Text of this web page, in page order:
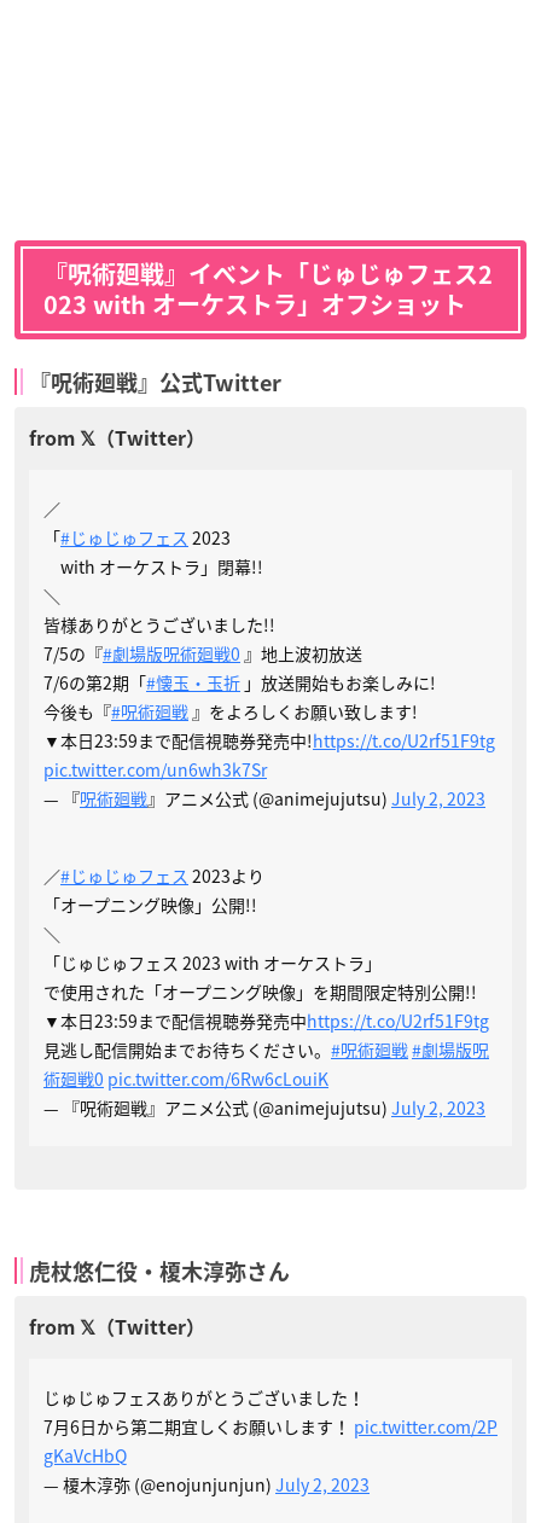
『呪術廻戦』イベント「じゅじゅフェス2
023 with オーケストラ」オフショット
『呪術廻戦』公式Twitter
／
「#じゅじゅフェス 2023
with オーケストラ」閉幕!!
＼
皆様ありがとうございました!!
7/5の『#劇場版呪術廻戦0 』地上波初放送
7/6の第2期「#懐玉・玉折 」放送開始もお楽しみに!
今後も『#呪術廻戦』をよろしくお願い致します!
▼本日23:59まで配信視聴券発売中!https://t.co/U2rf51F9tg
pic.twitter.com/un6wh3k7Sr
— 『呪術廻戦』アニメ公式 (@animejujutsu) July 2, 2023
／#じゅじゅフェス 2023より
「オープニング映像」公開!!
＼
「じゅじゅフェス 2023 with オーケストラ」
で使用された「オープニング映像」を期間限定特別公開!!
▼本日23:59まで配信視聴券発売中https://t.co/U2rf51F9tg
見逃し配信開始までお待ちください。 #呪術廻戦#劇場版呪
術廻戦0 pic.twitter.com/6Rw6cLouiK
— 『呪術廻戦』アニメ公式 (@animejujutsu) July 2, 2023
虎杖悠仁役・榎木淳弥さん
じゅじゅフェスありがとうございました！
7月6日から第二期宜しくお願いします！ pic.twitter.com/2P
gKaVcHbQ
— 榎木淳弥 (@enojunjunjun) July 2, 2023